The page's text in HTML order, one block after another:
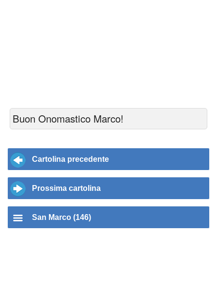
Buon Onomastico Marco!
Cartolina precedente
Prossima cartolina
San Marco (146)